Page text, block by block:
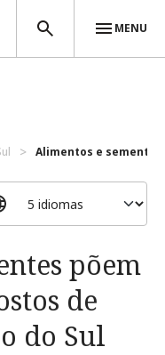
MENU
Alimentos e
põem
de
do Sul